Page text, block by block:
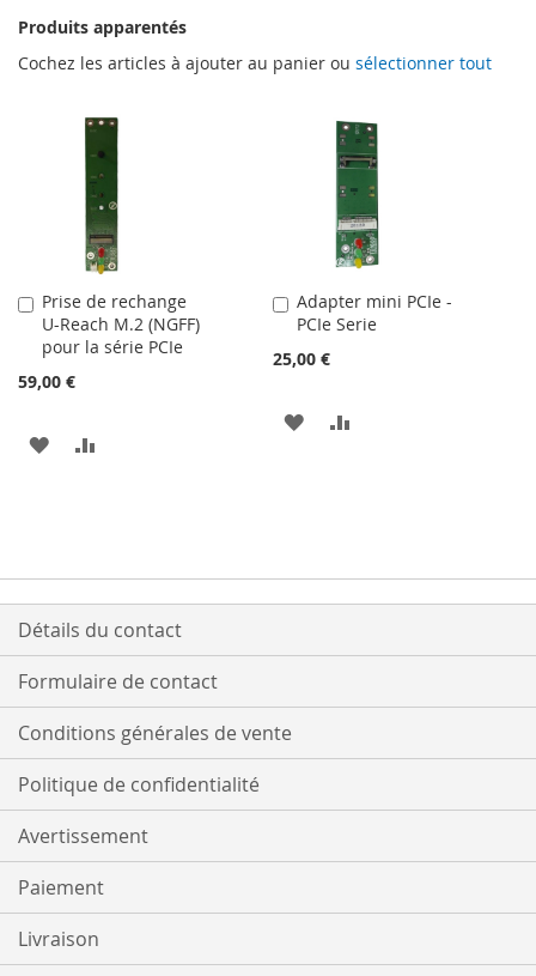
Produits apparentés
Cochez les articles à ajouter au panier ou sélectionner tout
Prise de rechange
U-Reach M.2 (NGFF)
pour la série PCIe
59,00 €
Ajouter
au
panier
AJOUTER
D’ENVIE
Adapter mini PCIe -
PCIe Serie
25,00 €
Ajouter
au
panier
AJOUTER
D’ENVIE
Détails du contact
Formulaire de contact
Conditions générales de vente
Politique de confidentialité
Avertissement
Paiement
Livraison